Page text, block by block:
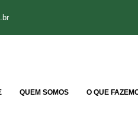
QUEM SOMOS O QUE